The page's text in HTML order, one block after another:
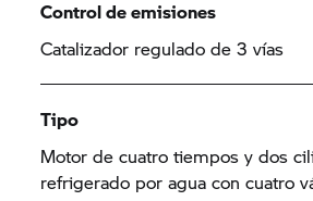
Control de emisiones
Catalizador regulado de 3 vías
Tipo
Motor de cuatro tiempos y dos
refrigerado por agua con cuatro